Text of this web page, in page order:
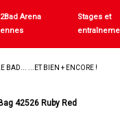
Arena
Stages et
BAD... ...ET BIEN + ENCORE !
42526 Ruby Red